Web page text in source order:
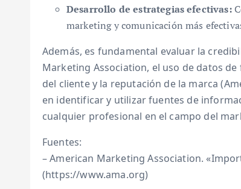
Desarrollo de estrategias efectivas:
marketing y comunicación más
Además, es fundamental evaluar la
Marketing Association, el uso de datos
del cliente y la reputación de la marca
en identificar y utilizar fuentes de
cualquier profesional en el campo del
Fuentes:
– American Marketing Association.
(https://www.ama.org)